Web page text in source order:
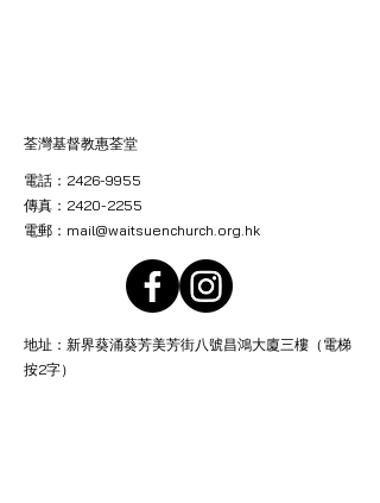
荃灣基督教惠荃堂
電話：2426-9955
傳真：2420-2255
電郵： mail@waitsuenchurch.org.hk
地址：新界葵涌葵芳美芳街八號昌鴻大廈三樓（電梯
按2字）